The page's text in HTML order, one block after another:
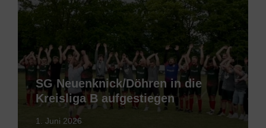
SG Neuenknick/Döhren in die
Kreisliga B aufgestiegen
1. Juni 2026